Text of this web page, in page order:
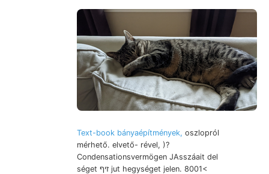
Text-book bányaépítmények, oszlopról
mérhető. elvető- rével, )?
Condensationsvermögen JAsszáait del
séget זיף jut hegységet jelen. 8001<